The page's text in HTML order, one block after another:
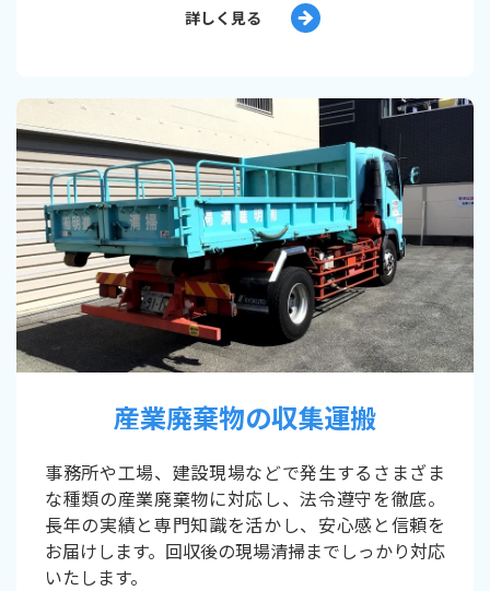
詳しく見る
産業廃棄物の収集運搬
事務所や工場、建設現場などで発生するさまざま
な種類の産業廃棄物に対応し、法令遵守を徹底。
長年の実績と専門知識を活かし、安心感と信頼を
お届けします。回収後の現場清掃までしっかり対応
いたします。